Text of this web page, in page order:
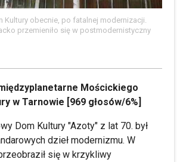
Kultury obecnie, po fatalnej modernizacji.
przemieniło się w postmodernistyczny
Mościckiego
w Tarnowie [969 głosów/6%]
Dom Kultury "Azoty" z lat 70. był
dzieł modernizmu. W
się w krzykliwy